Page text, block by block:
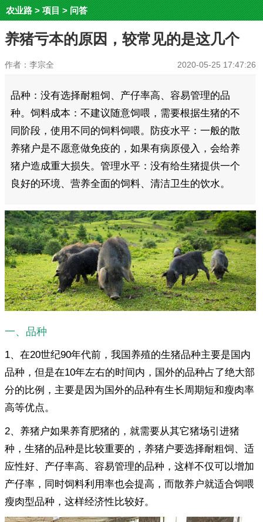
农业路>项目>问答
养猪亏本的原因，较常见的是这几个
作者：李宗全 2020-05-25 17:47:26
品种：没有选择耐粗饲、产仔率高、容易管理的品
种。饲料成本：不建议随意饲喂，需要根据生猪的不
同阶段，使用不同的饲料饲喂。防疫水平：一般的散
养猪户是不愿意做免疫的，如果有病原侵入，会给养
猪户造成重大损失。管理水平：没有给生猪提供一个
良好的环境、营养全面的饲料、清洁卫生的饮水。
一、品种
1、在20世纪90年代前，我国养殖的生猪品种主要是国内
品种，但是在10年左右的时间内，国外的品种占了绝大部
分的比例，主要是因为国外的品种有生长周期短和瘦肉率
高等优点。
2、养猪户如果养育肥猪的，就需要从其它猪场引进猪
种，生猪的品种是比较重要的，养猪户要选择耐粗饲、适
应性好、产仔率高、容易管理的品种，这样不仅可以增加
产仔率，同时饲料利用率也会提高，而散养户就适合饲喂
瘦肉型品种，这样经济性比较好。